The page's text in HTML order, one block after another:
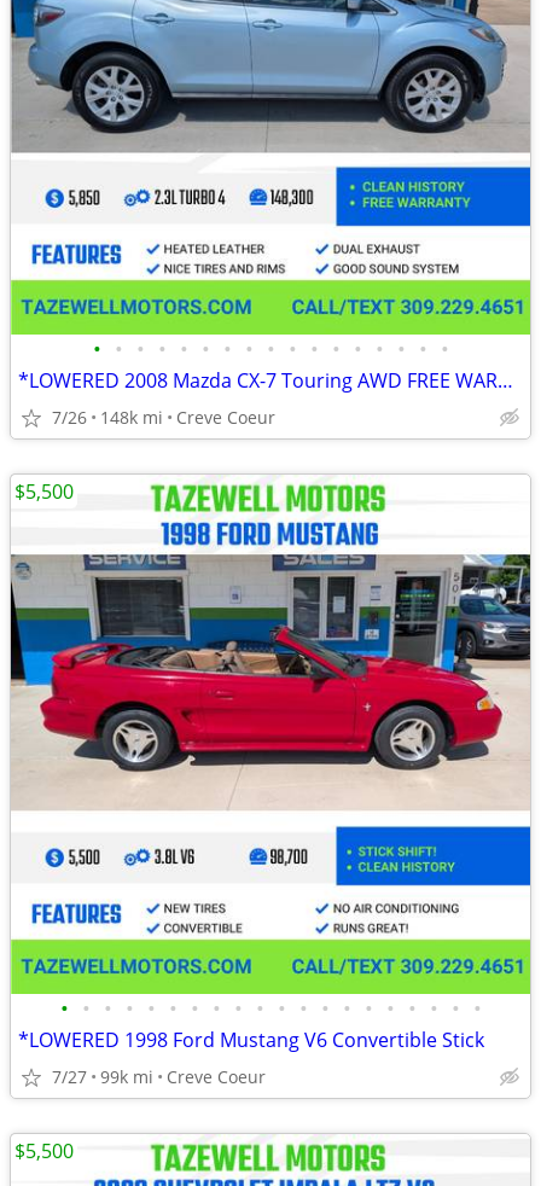
• • • • • • • • • • • • • • • • •
*LOWERED 2008 Mazda CX-7 Touring AWD FREE WARRANTY
7/26 148k mi Creve Coeur
• • • • • • • • • • • • • • • • • • • •
*LOWERED 1998 Ford Mustang V6 Convertible Stick
7/27 99k mi Creve Coeur
$5,500
$5,500